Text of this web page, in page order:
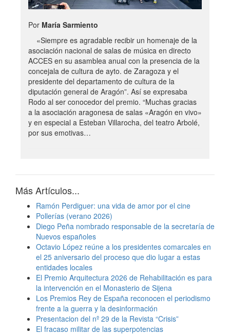
Por María Sarmiento
«Siempre es agradable recibir un homenaje de la
asociación nacional de salas de música en directo
ACCES en su asamblea anual con la presencia de la
concejala de cultura de ayto. de Zaragoza y el
presidente del departamento de cultura de la
diputación general de Aragón”. Así se expresaba
Rodo al ser conocedor del premio. “Muchas gracias
a la asociación aragonesa de salas «Aragón en vivo»
y en especial a Esteban Villarocha, del teatro Arbolé,
por sus emotivas…
Más Artículos...
Ramón Perdiguer: una vida de amor por el cine
Pollerías (verano 2026)
Diego Peña nombrado responsable de la secretaría de
Nuevos españoles
Octavio López reúne a los presidentes comarcales en
el 25 aniversario del proceso que dio lugar a estas
entidades locales
El Premio Arquitectura 2026 de Rehabilitación es para
la intervención en el Monasterio de Sijena
Los Premios Rey de España reconocen el periodismo
frente a la guerra y la desinformación
Presentacion del nº 29 de la Revista “Crisis”
El fracaso militar de las superpotencias